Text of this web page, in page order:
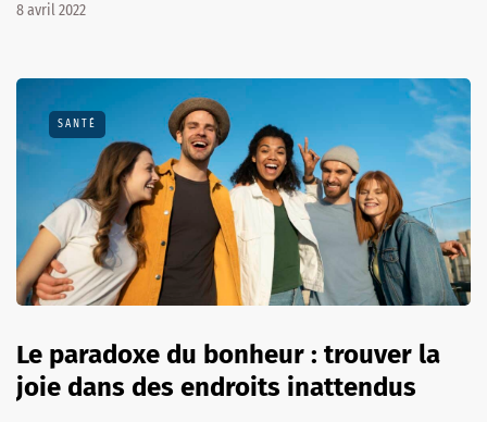
8 avril 2022
SANTÉ
Le paradoxe du bonheur : trouver la
joie dans des endroits inattendus